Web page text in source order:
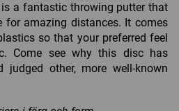
a fantastic throwing putter that
amazing distances. It comes
so that your preferred feel
Come see why this disc has
judged other, more well-known